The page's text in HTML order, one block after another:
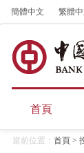
簡體中文 繁體
首頁
當前位置： 首頁 >